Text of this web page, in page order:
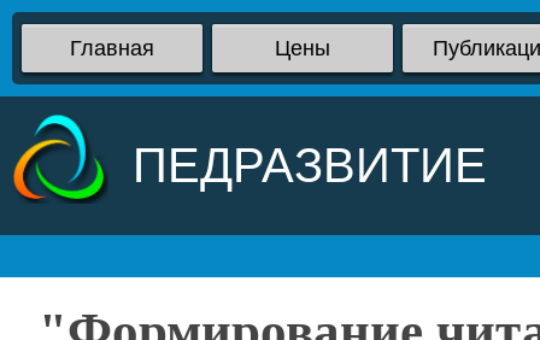
Главная Цены
ПЕДРАЗВИТИЕ